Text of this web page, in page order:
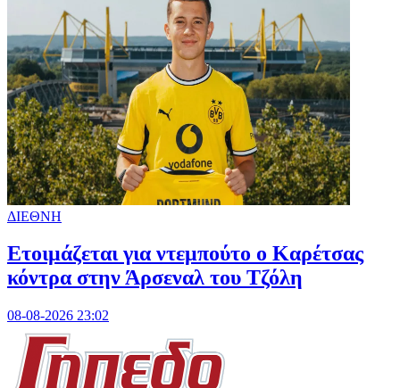
ΔΙΕΘΝΗ
Ετοιμάζεται για ντεμπούτο ο Καρέτσας
κόντρα στην Άρσεναλ του Τζόλη
08-08-2026 23:02